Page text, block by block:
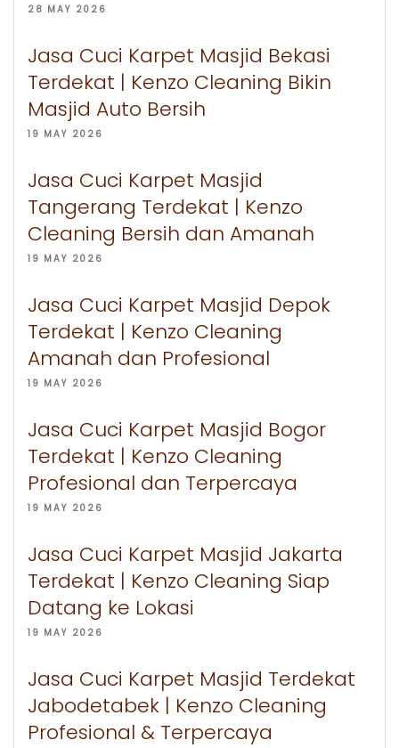
28 MAY 2026
Jasa Cuci Karpet Masjid Bekasi
Terdekat | Kenzo Cleaning Bikin
Masjid Auto Bersih
19 MAY 2026
Jasa Cuci Karpet Masjid
Tangerang Terdekat | Kenzo
Cleaning Bersih dan Amanah
19 MAY 2026
Jasa Cuci Karpet Masjid Depok
Terdekat | Kenzo Cleaning
Amanah dan Profesional
19 MAY 2026
Jasa Cuci Karpet Masjid Bogor
Terdekat | Kenzo Cleaning
Profesional dan Terpercaya
19 MAY 2026
Jasa Cuci Karpet Masjid Jakarta
Terdekat | Kenzo Cleaning Siap
Datang ke Lokasi
19 MAY 2026
Jasa Cuci Karpet Masjid Terdekat
Jabodetabek | Kenzo Cleaning
Profesional & Terpercaya